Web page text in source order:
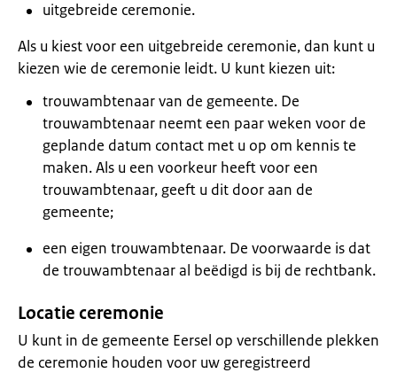
uitgebreide ceremonie.
Als u kiest voor een uitgebreide ceremonie, dan kunt u
kiezen wie de ceremonie leidt. U kunt kiezen uit:
trouwambtenaar van de gemeente. De
trouwambtenaar neemt een paar weken voor de
geplande datum contact met u op om kennis te
maken. Als u een voorkeur heeft voor een
trouwambtenaar, geeft u dit door aan de
gemeente;
een eigen trouwambtenaar. De voorwaarde is dat
de trouwambtenaar al beëdigd is bij de rechtbank.
Locatie ceremonie
U kunt in de gemeente Eersel op verschillende plekken
de ceremonie houden voor uw geregistreerd